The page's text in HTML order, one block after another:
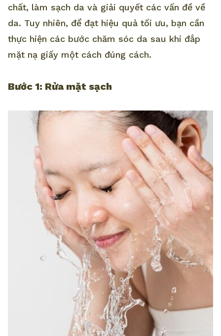
chất, làm sạch da và giải quyết các vấn đề về
da. Tuy nhiên, để đạt hiệu quả tối ưu, bạn cần
thực hiện các bước chăm sóc da sau khi đắp
mặt nạ giấy một cách đúng cách.
Bước 1: Rửa mặt sạch